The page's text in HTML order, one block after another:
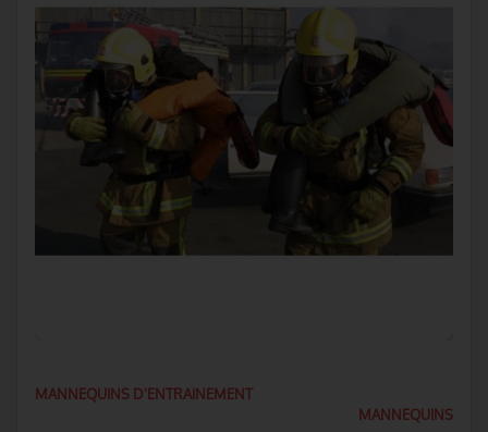
MANNEQUINS D'ENTRAINEMENT
MANNEQUINS